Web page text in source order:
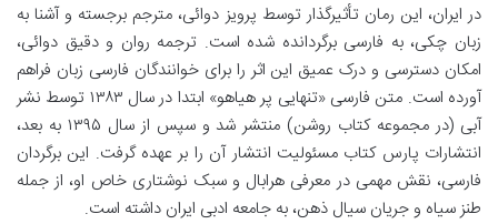
در ایران، این رمان تأثیرگذار توسط پرویز دوائی، مترجم برجسته و آشنا به
زبان چکی، به فارسی برگردانده شده است. ترجمه روان و دقیق دوائی،
امکان دسترسی و درک عمیق این اثر را برای خوانندگان فارسی زبان فراهم
آورده است. متن فارسی «تنهایی پر هیاهو» ابتدا در سال ۱۳۸۳ توسط نشر
آبی (در مجموعه کتاب روشن) منتشر شد و سپس از سال ۱۳۹۵ به بعد،
انتشارات پارس کتاب مسئولیت انتشار آن را بر عهده گرفت. این برگردان
فارسی، نقش مهمی در معرفی هرابال و سبک نوشتاری خاص او، از جمله
طنز سیاه و جریان سیال ذهن، به جامعه ادبی ایران داشته است.